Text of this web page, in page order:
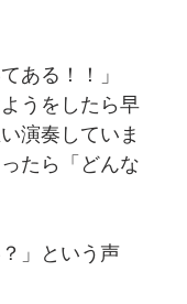
ある！！」
うをしたら早
演奏していま
たら「どんな
」という声